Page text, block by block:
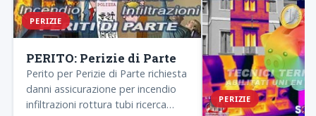
PERIZIE
PERITO: Perizie di Parte
Perito per Perizie di Parte richiesta
danni assicurazione per incendio
infiltrazioni rottura tubi ricerca
PERIZIE